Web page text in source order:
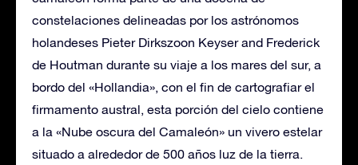
constelaciones delineadas por los astrónomos
holandeses Pieter Dirkszoon Keyser and Frederick
de Houtman durante su viaje a los mares del sur, a
bordo del «Hollandia», con el fin de cartografiar el
firmamento austral, esta porción del cielo contiene
a la «Nube oscura del Camaleón» un vivero estelar
situado a alrededor de 500 años luz de la tierra.